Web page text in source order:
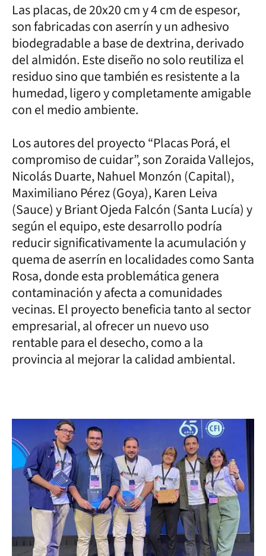
Las placas, de 20x20 cm y 4 cm de espesor,
son fabricadas con aserrín y un adhesivo
biodegradable a base de dextrina, derivado
del almidón. Este diseño no solo reutiliza el
residuo sino que también es resistente a la
humedad, ligero y completamente amigable
con el medio ambiente.
Los autores del proyecto “Placas Porá, el
compromiso de cuidar”, son Zoraida Vallejos,
Nicolás Duarte, Nahuel Monzón (Capital),
Maximiliano Pérez (Goya), Karen Leiva
(Sauce) y Briant Ojeda Falcón (Santa Lucía) y
según el equipo, este desarrollo podría
reducir significativamente la acumulación y
quema de aserrín en localidades como Santa
Rosa, donde esta problemática genera
contaminación y afecta a comunidades
vecinas. El proyecto beneficia tanto al sector
empresarial, al ofrecer un nuevo uso
rentable para el desecho, como a la
provincia al mejorar la calidad ambiental.